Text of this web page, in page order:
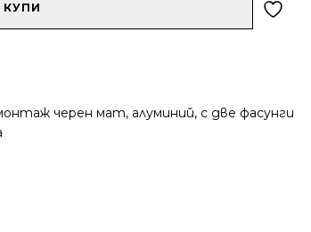
КУПИ
черен мат, алуминий, с две фасунги